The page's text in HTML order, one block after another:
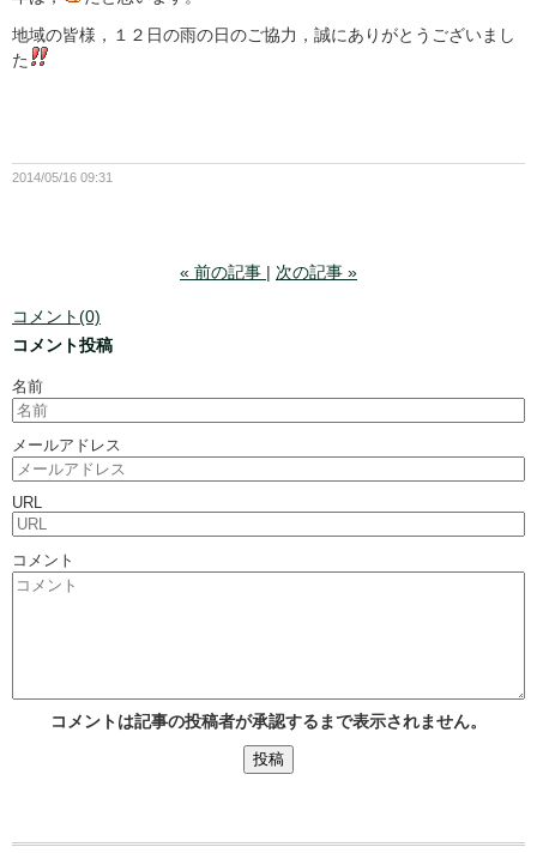
地域の皆様，１２日の雨の日のご協力，誠にありがとうございまし
た
2014/05/16 09:31
« 前の記事 次の記事 »
コメント(0)
コメント投稿
名前
メールアドレス
URL
コメント
コメントは記事の投稿者が承認するまで表示されません。